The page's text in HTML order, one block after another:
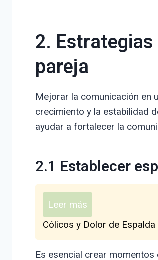
2.
pareja
Mejorar la comunicación en
crecimiento y la estabilidad
ayudar a fortalecer la
2.1 Establecer
Leer más
Cólicos y Dolor de
Es esencial crear